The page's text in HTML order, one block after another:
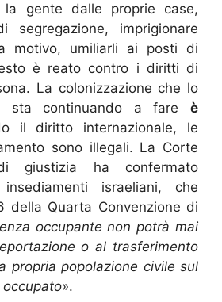
la gente dalle proprie case,
segregazione, imprigionare
motivo, umiliarli ai posti di
è reato contro i diritti di
La colonizzazione che lo
sta continuando a fare è
il diritto internazionale, le
sono illegali. La Corte
giustizia ha confermato
israeliani, che
della Quarta Convenzione di
occupante non potrà mai
o al trasferimento
propria popolazione civile sul
».